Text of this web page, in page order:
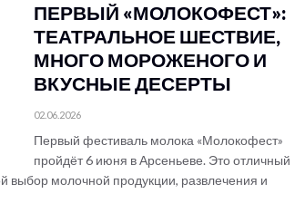
ПЕРВЫЙ «МОЛОКОФЕСТ»:
ТЕАТРАЛЬНОЕ ШЕСТВИЕ,
МНОГО МОРОЖЕНОГО И
ВКУСНЫЕ ДЕСЕРТЫ
02.06.2026
Первый фестиваль молока «Молокофест»
пройдёт 6 июня в Арсеньеве. Это отличный
выбор молочной продукции, развлечения и